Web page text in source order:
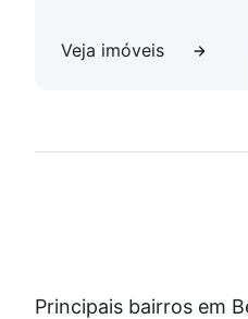
Veja imóveis
Principais bairros em